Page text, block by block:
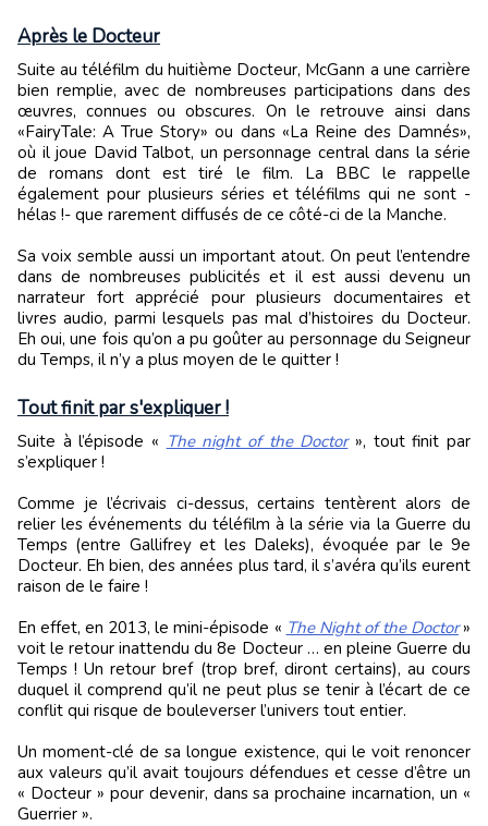
Après le Docteur
Suite au téléfilm du huitième Docteur, McGann a une carrière
bien remplie, avec de nombreuses participations dans des
œuvres, connues ou obscures. On le retrouve ainsi dans
«FairyTale: A True Story» ou dans «La Reine des Damnés»,
où il joue David Talbot, un personnage central dans la série
de romans dont est tiré le film. La BBC le rappelle
également pour plusieurs séries et téléfilms qui ne sont -
hélas !- que rarement diffusés de ce côté-ci de la Manche.
Sa voix semble aussi un important atout. On peut l’entendre
dans de nombreuses publicités et il est aussi devenu un
narrateur fort apprécié pour plusieurs documentaires et
livres audio, parmi lesquels pas mal d’histoires du Docteur.
Eh oui, une fois qu’on a pu goûter au personnage du Seigneur
du Temps, il n’y a plus moyen de le quitter !
Tout finit par s'expliquer !
Suite à l’épisode « The night of the Doctor», tout finit par
s’expliquer !
Comme je l’écrivais ci-dessus, certains tentèrent alors de
relier les événements du téléfilm à la série via la Guerre du
Temps (entre Gallifrey et les Daleks), évoquée par le 9e
Docteur. Eh bien, des années plus tard, il s’avéra qu’ils eurent
raison de le faire !
En effet, en 2013, le mini-épisode « The Night of the Doctor»
voit le retour inattendu du 8e Docteur … en pleine Guerre du
Temps ! Un retour bref (trop bref, diront certains), au cours
duquel il comprend qu’il ne peut plus se tenir à l’écart de ce
conflit qui risque de bouleverser l’univers tout entier.
Un moment-clé de sa longue existence, qui le voit renoncer
aux valeurs qu’il avait toujours défendues et cesse d’être un
« Docteur » pour devenir, dans sa prochaine incarnation, un «
Guerrier ».